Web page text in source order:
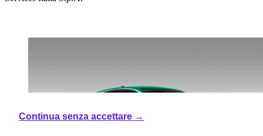
Continua senza accettare →